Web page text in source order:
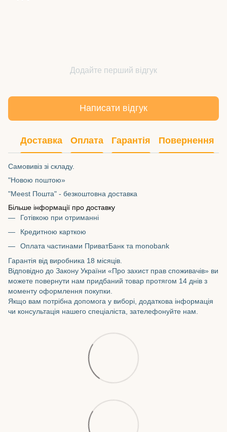
Додайте перший відгук
Написати відгук
Доставка Оплата Гарантія Повернення
Самовивіз зі складу.
"Новою поштою»
"Meest Пошта" - безкоштовна доставка
Більше інформації про доставку
Готівкою при отриманні
Кредитною карткою
Оплата частинами ПриватБанк та monobank
Гарантія від виробника 18 місяців.
Відповідно до Закону України «Про захист прав споживачів» ви
можете повернути нам придбаний товар протягом 14 днів з
моменту оформлення покупки.
Якщо вам потрібна допомога у виборі, додаткова інформація
чи консультація нашего спеціаліста, зателефонуйте нам.